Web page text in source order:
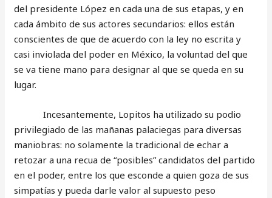
del presidente López en cada una de sus etapas, y en
cada ámbito de sus actores secundarios: ellos están
conscientes de que de acuerdo con la ley no escrita y
casi inviolada del poder en México, la voluntad del que
se va tiene mano para designar al que se queda en su
lugar.
Incesantemente, Lopitos ha utilizado su podio
privilegiado de las mañanas palaciegas para diversas
maniobras: no solamente la tradicional de echar a
retozar a una recua de “posibles” candidatos del partido
en el poder, entre los que esconde a quien goza de sus
simpatías y pueda darle valor al supuesto peso